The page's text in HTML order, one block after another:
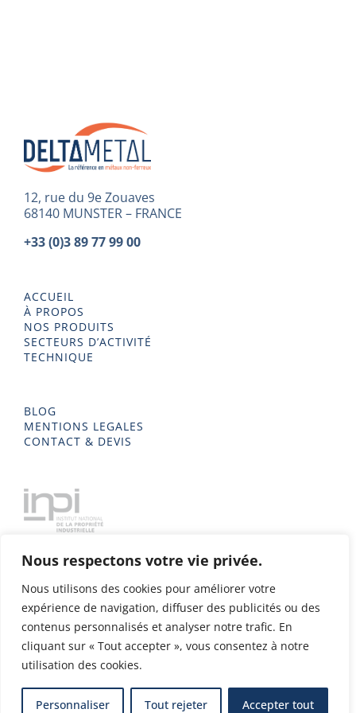
Nous respectons votre vie privée.
Nous utilisons des cookies pour améliorer votre
expérience de navigation, diffuser des publicités ou des
contenus personnalisés et analyser notre trafic. En
cliquant sur « Tout accepter », vous consentez à notre
utilisation des cookies.
Personnaliser Tout rejeter Accepter tout
12, rue du 9e Zouaves
68140 MUNSTER – FRANCE
+33 (0)3 89 77 99 00
ACCUEIL
À PROPOS
NOS PRODUITS
SECTEURS D’ACTIVITÉ
TECHNIQUE
BLOG
MENTIONS LEGALES
CONTACT & DEVIS
Delta Metal 2023 - Tous droits réservés - Conception & Design